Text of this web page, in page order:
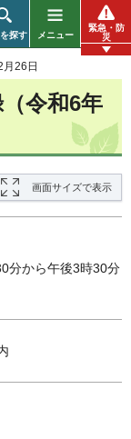
探す メニュー
緊急・防
災
26日
令和6年
画面サイズで表示
分から午後3時30分